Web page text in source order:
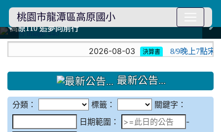
桃園市龍潭區高原國小
114學年度模範生
114學年度模範生
高原110 追夢向前行
高原110 追夢向前行
橄欖樹群
橄欖樹群
:::
2026-08-03 決算書 8/9晚上7點宋坤
最新公告...
分類： 標籤：
關鍵字：
日期範圍：
-日期範